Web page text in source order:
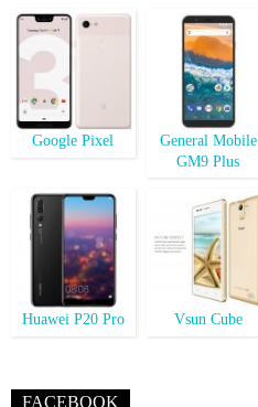
Google Pixel
General Mobile
GM9 Plus
Huawei P20 Pro Vsun Cube
FACEBOOK